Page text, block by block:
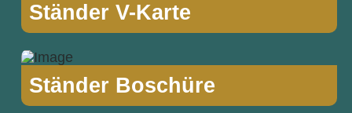
Ständer V-Karte
Ständer Boschüre